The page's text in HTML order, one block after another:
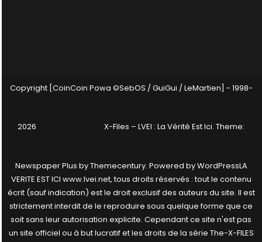
Copyright [CoinCoin Powa ©SebOS / GuiGui / LeMartien] - 1998-
2026 X-Files – LVEI : La Vérité Est Ici. Theme:
Newspaper Plus byThemecentury. Powered byWordPressLA
VERITE EST ICI www.lvei.net, tous droits réservés : tout le contenu
écrit (sauf indication) est le droit exclusif des auteurs du site. Il est
strictement interdit de le reproduire sous quelque forme que ce
soit sans leur autorisation explicite. Cependant ce site n'est pas
un site officiel ou à but lucratif et les droits de la série The-X-FILES